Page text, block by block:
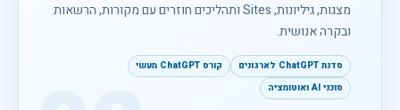
מצגות, גיליונות, Sites ותהליכים חוזרים עם מקורות, הרשאות
ובקרה אנושית.
סדנת ChatGPT לארגונים
קורס ChatGPT מעשי
סוכני AI ואוטומציה